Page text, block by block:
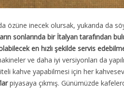
özüne inecek olursak, yukarıda da
sonlarında bir İtalyan tarafından
en hızlı şekilde servis
ve daha iyi versiyonları da
kahve yapabilmesi için her
piyasaya çıkmış. Günümüzde